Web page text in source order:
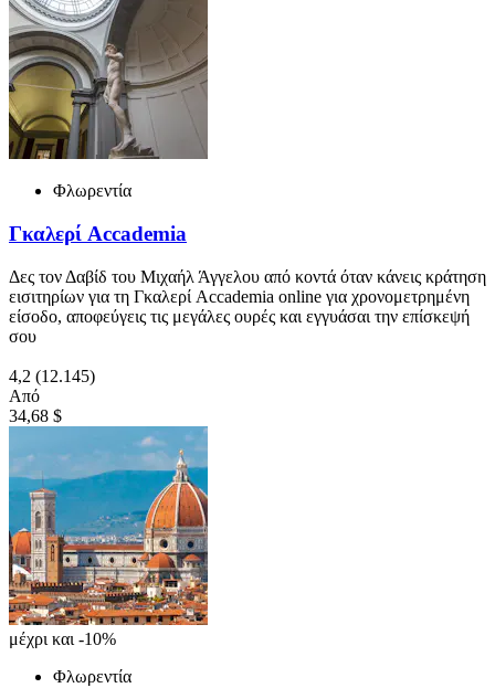
Φλωρεντία
Γκαλερί Accademia
Δες τον Δαβίδ του Μιχαήλ Άγγελου από κοντά όταν κάνεις κράτηση
εισιτηρίων για τη Γκαλερί Accademia online για χρονομετρημένη
είσοδο, αποφεύγεις τις μεγάλες ουρές και εγγυάσαι την επίσκεψή
σου
4,2 (12.145)
Από
34,68 $
μέχρι και -10%
Φλωρεντία